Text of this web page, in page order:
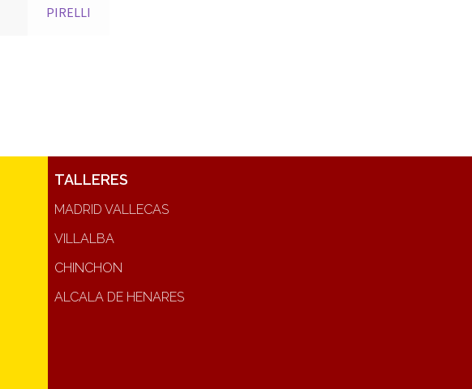
PIRELLI
TALLERES
MADRID VALLECAS
VILLALBA
CHINCHON
ALCALA DE HENARES